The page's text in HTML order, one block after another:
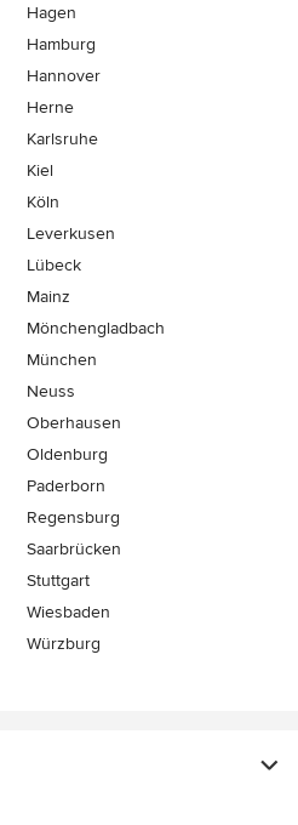
Hagen
Hamburg
Hannover
Herne
Karlsruhe
Kiel
Köln
Leverkusen
Lübeck
Mainz
Mönchen­gladbach
München
Neuss
Oberhausen
Oldenburg
Paderborn
Regensburg
Saarbrücken
Stuttgart
Wiesbaden
Würzburg